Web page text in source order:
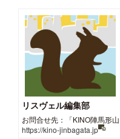
リスヴェル編集部
お問合せ先：「KINO陣馬形山
https://kino-jinbagata.jp